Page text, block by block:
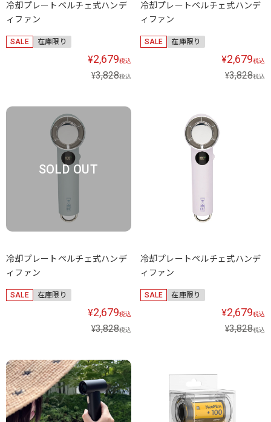
冷却プレートペルチェ式ハンデ
ィファン
SALE 在庫限り
¥2,679税込
¥3,828税込
冷却プレートペルチェ式ハンデ
ィファン
SALE 在庫限り
¥2,679税込
¥3,828税込
SOLD OUT
冷却プレートペルチェ式ハンデ
ィファン
SALE 在庫限り
¥2,679税込
¥3,828税込
冷却プレートペルチェ式ハンデ
ィファン
SALE 在庫限り
¥2,679税込
¥3,828税込